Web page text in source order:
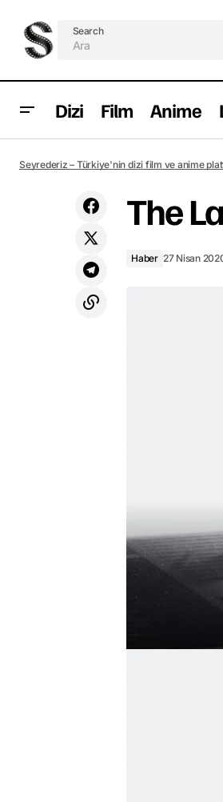
Search
Dizi Film Anime
veren diziler
Seyrederiz – Türkiye'nin dizi film ve anime
The
Haber 27 Nisan